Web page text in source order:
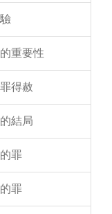
重要性
得赦
結局
罪
罪